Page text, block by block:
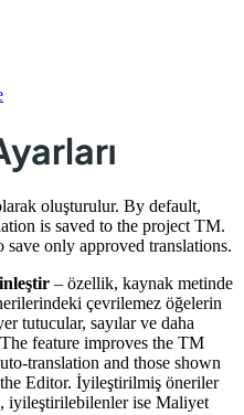
oluşturulur. By default,
is saved to the project TM.
only approved translations.
– özellik, kaynak metinde
çevrilemez öğelerin
tutucular, sayılar ve daha
feature improves the TM
translation and those shown
Editor. İyileştirilmiş öneriler
iyileştirilebilenler ise Maliyet